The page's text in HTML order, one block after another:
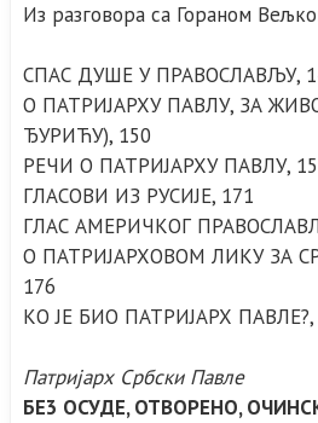
Из разговора са Гораном
СПАС ДУШЕ У ПРАВОСЛАВЉУ,
О ПАТРИЈАРХУ ПАВЛУ, ЗА
ЂУРИЋУ), 150
РЕЧИ О ПАТРИЈАРХУ ПАВЛУ,
ГЛАСОВИ ИЗ РУСИЈЕ, 171
ГЛАС АМЕРИЧКОГ
О ПАТРИЈАРХОВОМ ЛИКУ ЗА
176
КО ЈЕ БИО ПАТРИЈАРХ ПАВЛЕ?,
Патријарх Србски Павле
БЕ3 ОСУДЕ, ОТВОРЕНО,